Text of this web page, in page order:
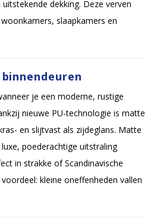
dekking. Deze verven
slaapkamers en
je een moderne, rustige
nieuwe PU-technologie is matte
en slijtvast als zijdeglans. Matte
poederachtige uitstraling
in strakke of Scandinavische
kleine oneffenheden vallen